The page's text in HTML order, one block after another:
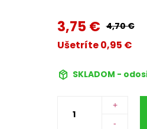
3,75 € 4,70 €
Ušetríte 0,95 €
SKLADOM -
+
-